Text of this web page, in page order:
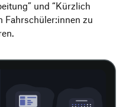
und “Kürzlich
Fahrschüler:innen zu